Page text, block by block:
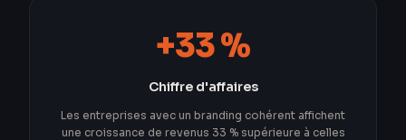
+33 %
Chiffre d'affaires
Les entreprises avec un branding cohérent affichent
une croissance de revenus 33 % supérieure à celles